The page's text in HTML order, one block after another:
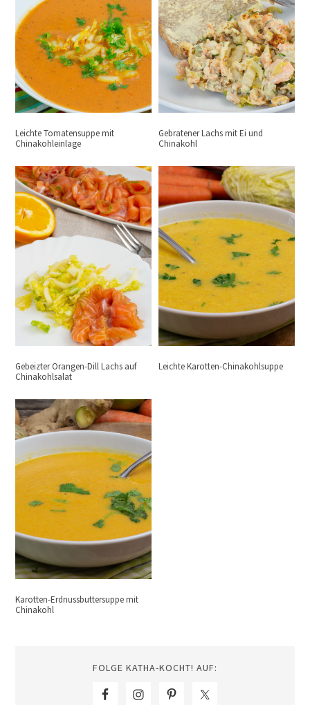
Leichte Tomatensuppe mit
Chinakohleinlage
Gebratener Lachs mit Ei und
Chinakohl
Gebeizter Orangen-Dill Lachs auf
Chinakohlsalat
Leichte Karotten-Chinakohlsuppe
Karotten-Erdnussbuttersuppe mit
Chinakohl
FOLGE KATHA-KOCHT! AUF: